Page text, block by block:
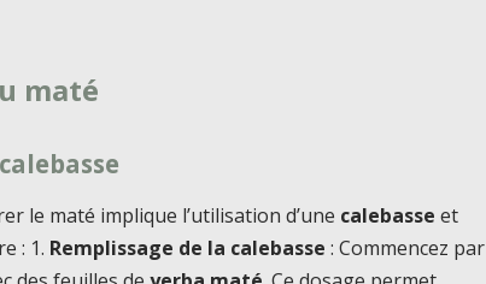
maté
le maté implique l’utilisation d’une calebasse et
: 1. Remplissage de la calebasse : Commencez par